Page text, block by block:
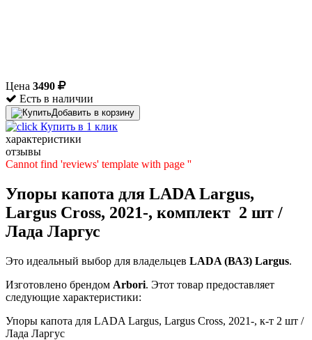
Цена 3490
Есть в наличии
Добавить в корзину
Купить в 1 клик
характеристики
отзывы
Cannot find 'reviews' template with page ''
Упоры капота для LADA Largus,
Largus Cross, 2021-, комплект 2 шт /
Лада Ларгус
Это идеальный выбор для владельцев LADA (ВАЗ) Largus.
Изготовлено брендом Arbori. Этот товар предоставляет
следующие характеристики:
Упоры капота для LADA Largus, Largus Cross, 2021-, к-т 2 шт /
Лада Ларгус